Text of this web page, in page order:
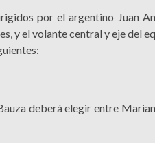
por el argentino Juan
y el volante central y eje del
deberá elegir entre